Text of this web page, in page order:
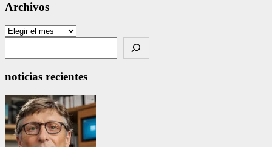
Archivos
Archivos
noticias recientes